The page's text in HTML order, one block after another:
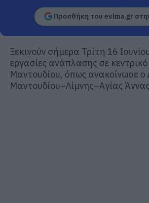
Προσθήκη του evima.gr
Ξεκινούν σήμερα Τρίτη 16
εργασίες ανάπλασης σε
Μαντουδίου, όπως ανακοίνωσε ο
Μαντουδίου–Λίμνης–Αγίας